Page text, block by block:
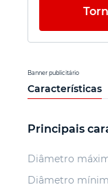
Banner publicitário
Características
Principais
Diâmetro
Diâmetro